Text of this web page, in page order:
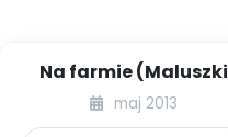
Na farmie (Maluszki
śpiewają)
maj 2013